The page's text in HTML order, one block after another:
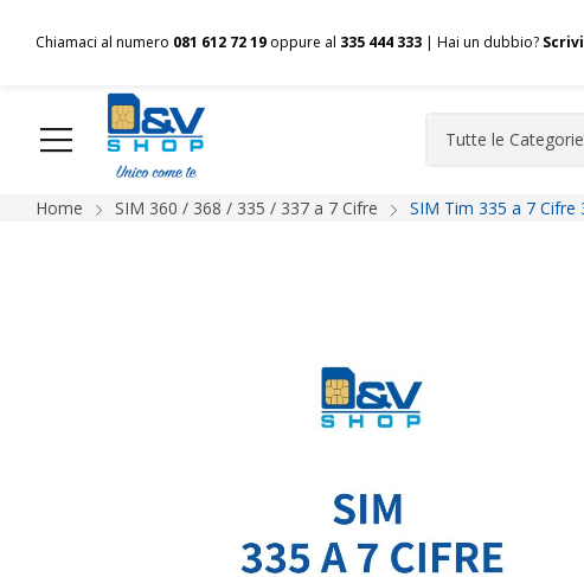
Chiamaci al numero 081 612 72 19 oppure al 335 444 333 | Hai un dubbio?
HOME Chi siamo Shop Spedizioni Pagamenti F.A.Q.
Home SIM 360 / 368 / 335 / 337 a 7 Cifre SIM Tim 335 a 7 Cifre